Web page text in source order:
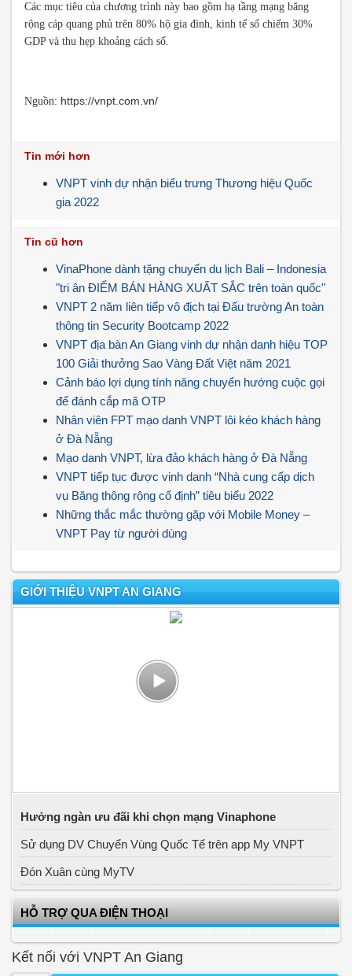
Các mục tiêu của chương trình này bao gồm hạ tầng mạng băng
rộng cáp quang phủ trên 80% hộ gia đình, kinh tế số chiếm 30%
GDP và thu hẹp khoảng cách số.
Nguồn: https://vnpt.com.vn/
Tin mới hơn
VNPT vinh dự nhận biểu trưng Thương hiệu Quốc
gia 2022
Tin cũ hơn
VinaPhone dành tặng chuyến du lịch Bali – Indonesia
"tri ân ĐIỂM BÁN HÀNG XUẤT SẮC trên toàn quốc"
VNPT 2 năm liên tiếp vô địch tại Đấu trường An toàn
thông tin Security Bootcamp 2022
VNPT địa bàn An Giang vinh dự nhận danh hiệu TOP
100 Giải thưởng Sao Vàng Đất Việt năm 2021
Cảnh báo lợi dụng tính năng chuyển hướng cuộc gọi
để đánh cắp mã OTP
Nhân viên FPT mạo danh VNPT lôi kéo khách hàng
ở Đà Nẵng
Mạo danh VNPT, lừa đảo khách hàng ở Đà Nẵng
VNPT tiếp tục được vinh danh “Nhà cung cấp dịch
vụ Băng thông rộng cố định” tiêu biểu 2022
Những thắc mắc thường gặp với Mobile Money –
VNPT Pay từ người dùng
GIỚI THIỆU VNPT AN GIANG
Hưởng ngàn ưu đãi khi chọn mạng Vinaphone
Sử dụng DV Chuyển Vùng Quốc Tế trên app My VNPT
Đón Xuân cùng MyTV
HỖ TRỢ QUA ĐIỆN THOẠI
Kết nối với VNPT An Giang